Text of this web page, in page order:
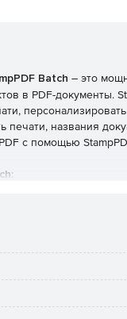
Batch – это
в PDF-документы.
печати, названия
с помощью
шрифта,
страницах,
форматах JPEG,